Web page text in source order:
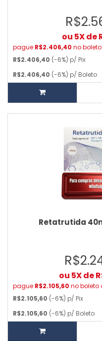
ou 5X de
pague R$2.406,40 no
R$2.406,40 (-6%) p/ Pix
R$2.406,40 (-6%) p/ Boleto
Retatrutida
ou 5X de
pague R$2.105,60 no boleto
R$2.105,60 (-6%) p/ Pix
R$2.105,60 (-6%) p/ Boleto